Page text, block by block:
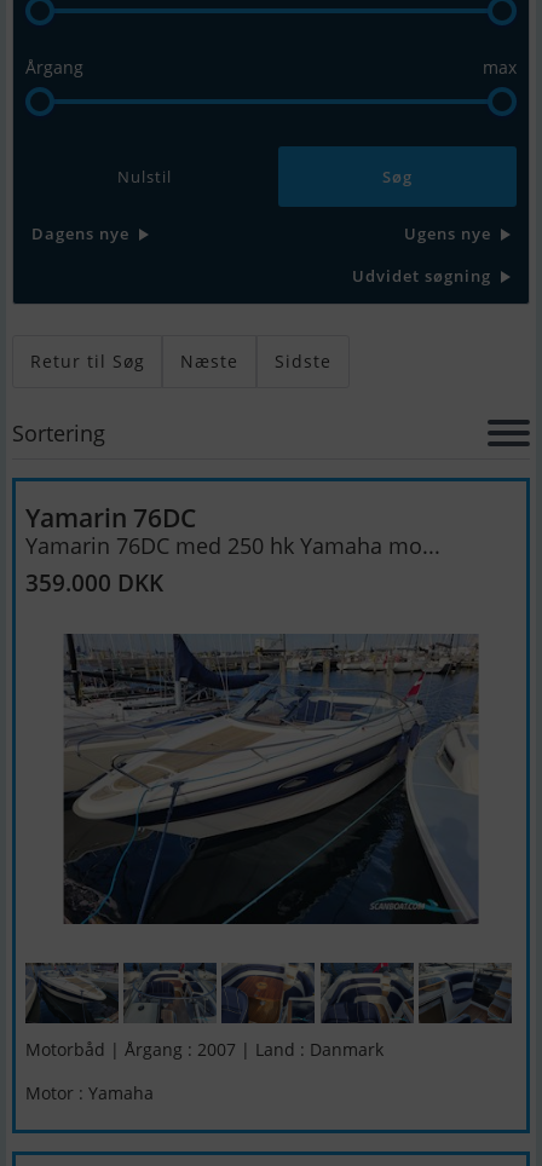
Årgang max
Nulstil
Dagens nye
Ugens nye
Udvidet søgning
Retur til Søg Næste Sidste
Sortering
Yamarin 76DC
Yamarin 76DC med 250 hk Yamaha mo...
359.000 DKK
Motorbåd | Årgang : 2007 | Land : Danmark
Motor : Yamaha